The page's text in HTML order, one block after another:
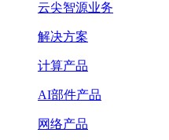
云尖智源业务
解决方案
计算产品
AI部件产品
网络产品